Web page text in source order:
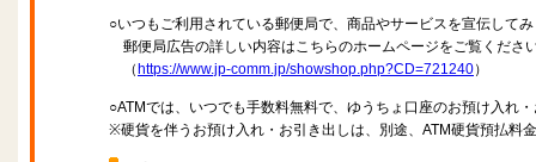
○いつもご利用されている郵便局で、商品やサービスを宣伝して
郵便局広告の詳しい内容はこちらのホームページをご覧くださ
（ https://www.jp-comm.jp/showshop.php?CD=721240）
○ATMでは、いつでも手数料無料で、ゆうちょ口座のお預け入れ
※硬貨を伴うお預け入れ・お引き出しは、別途、ATM硬貨預払料